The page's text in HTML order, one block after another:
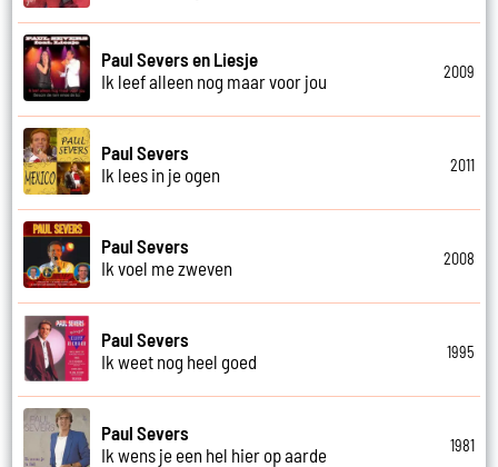
Paul Severs en Liesje
Ik leef alleen nog maar voor jou
2009
Paul Severs
Ik lees in je ogen
2011
Paul Severs
Ik voel me zweven
2008
Paul Severs
Ik weet nog heel goed
1995
Paul Severs
Ik wens je een hel hier op aarde
1981